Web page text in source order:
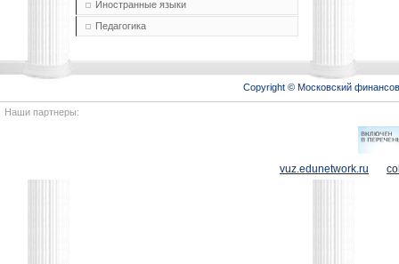
Иностранные языки
Педагогика
Copyright © Московский
Наши партнеры:
vuz.edunetwork.ru